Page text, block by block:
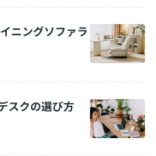
ニングソファラ
スクの選び方